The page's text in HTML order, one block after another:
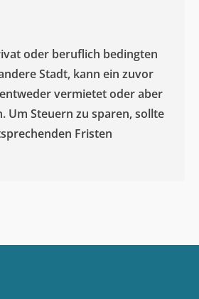
oder beruflich bedingten
Stadt, kann ein zuvor
vermietet oder aber
Um Steuern zu sparen, sollte
Fristen